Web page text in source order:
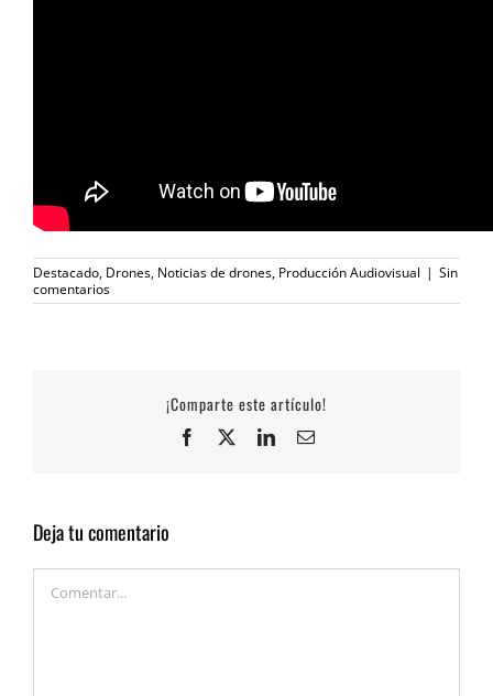
Destacado, Drones, Noticias de drones, Producción Audiovisual | Sin
comentarios
¡Comparte este artículo!
Facebook LinkedInCorreo
Deja tu comentario